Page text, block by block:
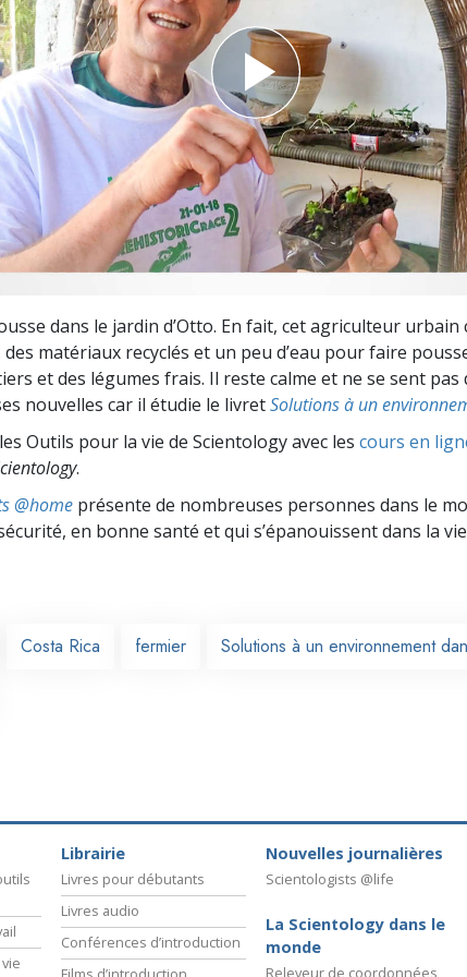
?
dans le jardin d’Otto. En fait, cet agriculteur urbain
des matériaux recyclés et un peu d’eau pour faire
et des légumes frais. Il reste calme et ne se sent pas
nouvelles car il étudie le livretSolutions à un
Outils pour la vie de Scientology avec les cours en
.
@home présente de nombreuses personnes dans le
en bonne santé et qui s’épanouissent dans la
Costa Rica fermier Solutions à un environnement
Librairie
Livres pour débutants
Livres audio
Conférences d’introduction
Nouvelles journalières
Scientologists @life
La Scientology dans le
monde
Releveur de coordonnées